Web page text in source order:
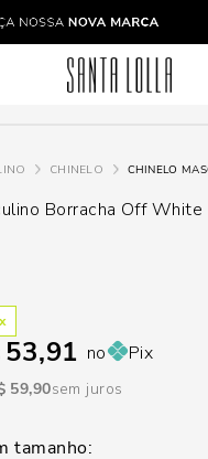
procurando?
CHINELO
Borracha Off White
53,91 no Pix
59,90sem juros